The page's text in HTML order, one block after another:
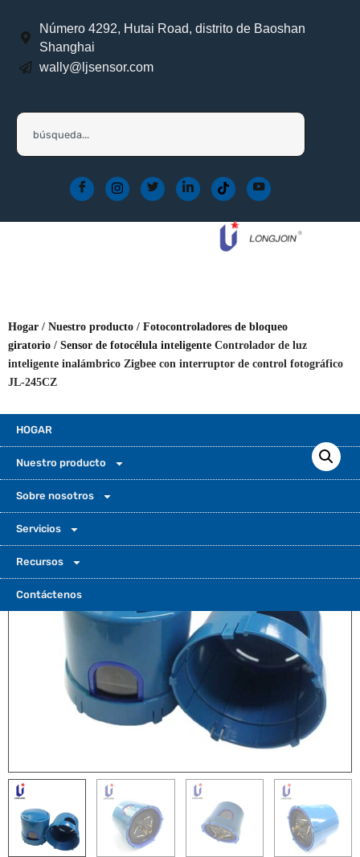
Número 4292, Hutai Road, distrito de Baoshan
Shanghai
wally@ljsensor.com
HOGAR
Nuestro producto
Sobre nosotros
Servicios
Recursos
Contáctenos
Hogar / Nuestro producto / Fotocontroladores de bloqueo
giratorio / Sensor de fotocélula inteligente Controlador de luz
inteligente inalámbrico Zigbee con interruptor de control fotográfico
JL-245CZ